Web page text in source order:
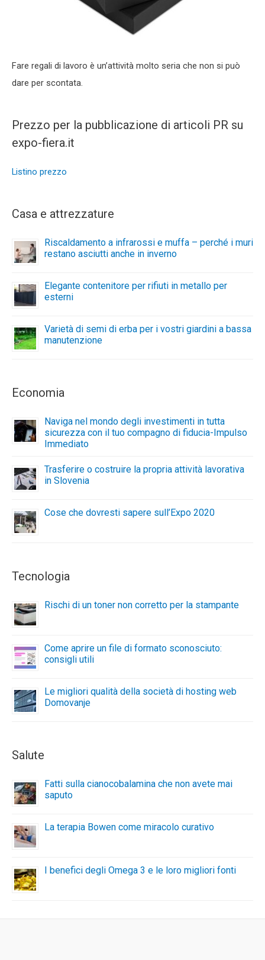
Fare regali di lavoro è un’attività molto seria che non si può
dare per scontata.
Prezzo per la pubblicazione di articoli PR su
expo-fiera.it
Listino prezzo
Casa e attrezzature
Riscaldamento a infrarossi e muffa – perché i muri
restano asciutti anche in inverno
Elegante contenitore per rifiuti in metallo per
esterni
Varietà di semi di erba per i vostri giardini a bassa
manutenzione
Economia
Naviga nel mondo degli investimenti in tutta
sicurezza con il tuo compagno di fiducia-Impulso
Immediato
Trasferire o costruire la propria attività lavorativa
in Slovenia
Cose che dovresti sapere sull’Expo 2020
Tecnologia
Rischi di un toner non corretto per la stampante
Come aprire un file di formato sconosciuto:
consigli utili
Le migliori qualità della società di hosting web
Domovanje
Salute
Fatti sulla cianocobalamina che non avete mai
saputo
La terapia Bowen come miracolo curativo
I benefici degli Omega 3 e le loro migliori fonti